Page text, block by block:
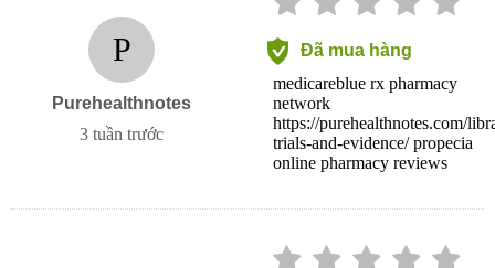
P
Purehealthnotes
3 tuần trước
Đã mua hàng
medicareblue rx pharmacy
network
https://purehealthnotes.com/
trials-and-evidence/ propecia
online pharmacy reviews